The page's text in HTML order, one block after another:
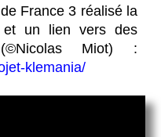
France 3 réalisé la
et un lien vers des
Miot) :
klemania/